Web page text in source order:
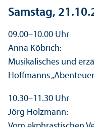
Samstag,
09.00–10.00 Uhr
Anna Köbrich:
Musikalisches und
Hoffmanns
10.30–11.30 Uhr
Jörg Holzmann: